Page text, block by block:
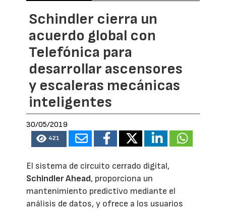
Schindler cierra un
acuerdo global con
Telefónica para
desarrollar ascensores
y escaleras mecánicas
inteligentes
30/05/2019
421
El sistema de circuito cerrado digital,
Schindler Ahead, proporciona un
mantenimiento predictivo mediante el
análisis de datos, y ofrece a los usuarios